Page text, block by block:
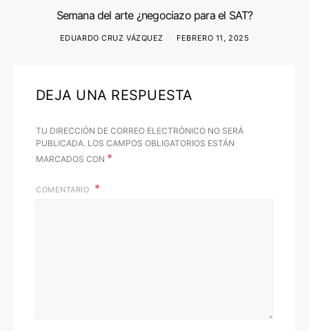
Semana del arte ¿negociazo para el SAT?
EDUARDO CRUZ VÁZQUEZ FEBRERO 11, 2025
DEJA UNA RESPUESTA
TU DIRECCIÓN DE CORREO ELECTRÓNICO NO SERÁ
PUBLICADA. LOS CAMPOS OBLIGATORIOS ESTÁN
MARCADOS CON *
COMENTARIO